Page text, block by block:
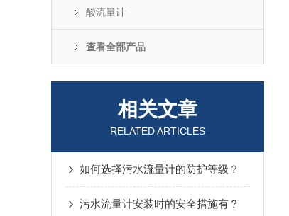
酸流量计
查看全部产品
相关文章
RELATED ARTICLES
如何选择污水流量计的防护等级？
污水流量计安装时的安全措施有？